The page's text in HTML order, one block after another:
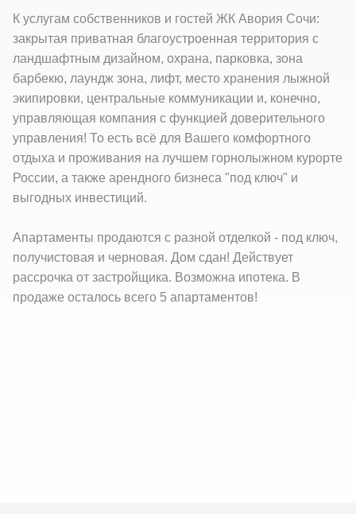
К услугам собственников и гостей ЖК Авория Сочи:
закрытая приватная благоустроенная территория с
ландшафтным дизайном, охрана, парковка, зона
барбекю, лаундж зона, лифт, место хранения лыжной
экипировки, центральные коммуникации и, конечно,
управляющая компания с функцией доверительного
управления! То есть всё для Вашего комфортного
отдыха и проживания на лучшем горнолыжном курорте
России, а также арендного бизнеса "под ключ" и
выгодных инвестиций.
Апартаменты продаются с разной отделкой - под ключ,
получистовая и черновая. Дом сдан! Действует
рассрочка от застройщика. Возможна ипотека. В
продаже осталось всего 5 апартаментов!